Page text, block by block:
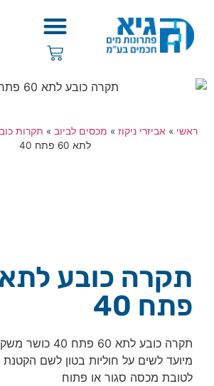
ראשי » אביזרי ניקוז » מכסים לביוב » תקרות
לתא 60 פתח 40
פתח 40
מיועד לשים על חוליות בטון לשם הקטנת
לטובת מכסה סגור או פתוח